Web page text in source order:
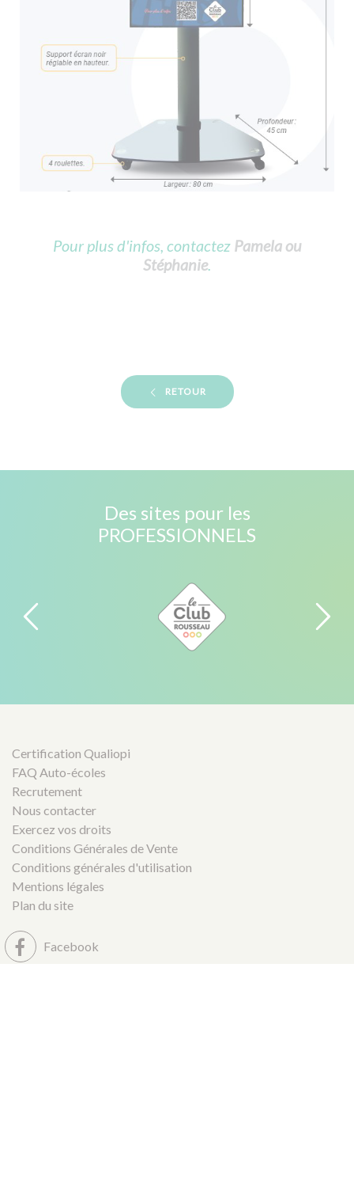
Pour plus d'infos, contactez Pamela ou
Stéphanie
RETOUR
Des sites pour les
PROFESSIONNELS
Certification Qualiopi
FAQ Auto-écoles
Recrutement
Nous contacter
Exercez vos droits
Conditions Générales de Vente
Conditions générales d'utilisation
Mentions légales
Plan du site
Facebook